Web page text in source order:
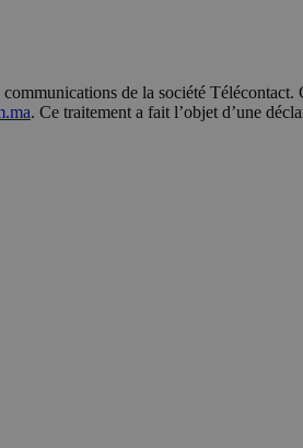
de la société
. Ce traitement a fait l’objet d’une